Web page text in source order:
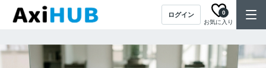
ログイン
お気に入り
0